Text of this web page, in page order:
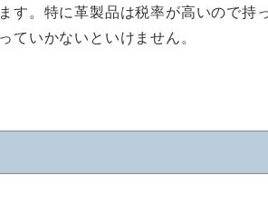
す。特に革製品は税率が高いので持
ていかないといけません。